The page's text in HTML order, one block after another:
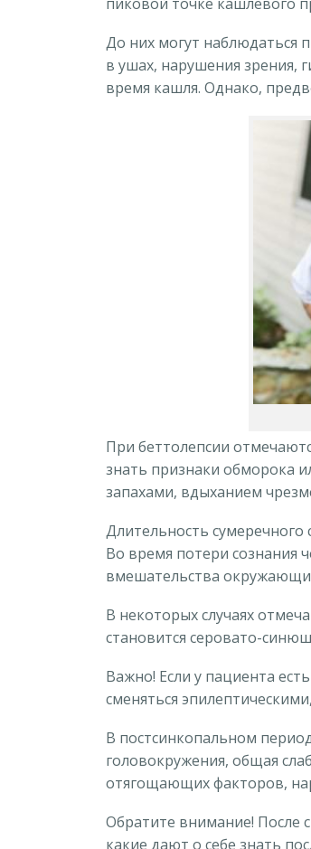
До них могут наблюдаться
в ушах, нарушения зрения,
время кашля. Однако,
При беттолепсии
знать признаки обморока
запахами, вдыханием
Длительность сумеречного
Во время потери сознания
вмешательства
В некоторых случаях
становится серовато-
Важно! Если у пациента
сменяться
В постсинкопальном
головокружения, общая
отягощающих факторов,
Обратите внимание! После
какие дают о себе знать